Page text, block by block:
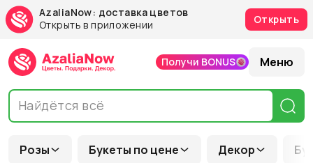
AzaliaNow: доставка цветов
Открыть в приложении
Открыть
Розы Букеты по цене Декор
Получи BONUS Меню